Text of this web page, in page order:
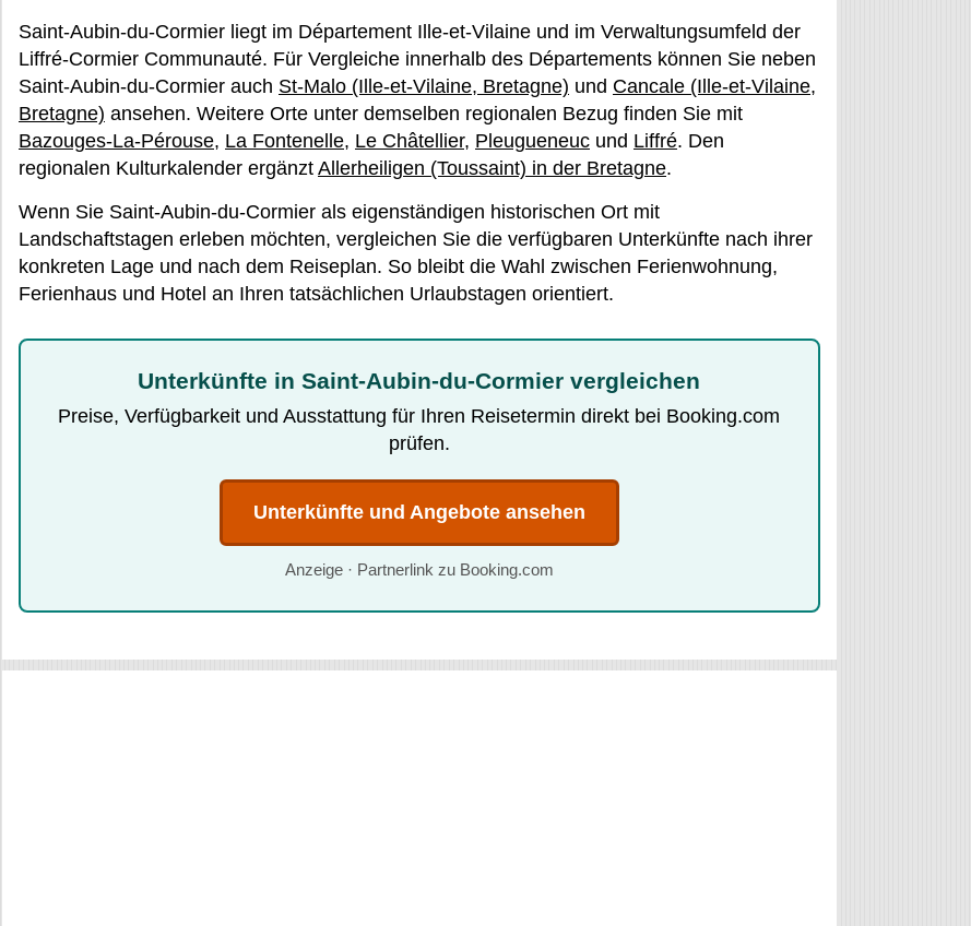
Saint-Aubin-du-Cormier liegt im Département Ille-et-Vilaine und im Verwaltungsumfeld der
Liffré-Cormier Communauté. Für Vergleiche innerhalb des Départements können Sie neben
Saint-Aubin-du-Cormier auch St-Malo (Ille-et-Vilaine, Bretagne) und Cancale (Ille-et-Vilaine,
Bretagne) ansehen. Weitere Orte unter demselben regionalen Bezug finden Sie mit
Bazouges-La-Pérouse, La Fontenelle, Le Châtellier, Pleugueneuc und Liffré. Den
regionalen Kulturkalender ergänzt Allerheiligen (Toussaint) in der Bretagne.
Wenn Sie Saint-Aubin-du-Cormier als eigenständigen historischen Ort mit
Landschaftstagen erleben möchten, vergleichen Sie die verfügbaren Unterkünfte nach ihrer
konkreten Lage und nach dem Reiseplan. So bleibt die Wahl zwischen Ferienwohnung,
Ferienhaus und Hotel an Ihren tatsächlichen Urlaubstagen orientiert.
Unterkünfte in Saint-Aubin-du-Cormier vergleichen
Preise, Verfügbarkeit und Ausstattung für Ihren Reisetermin direkt bei Booking.com
prüfen.
Unterkünfte und Angebote ansehen
Anzeige · Partnerlink zu Booking.com